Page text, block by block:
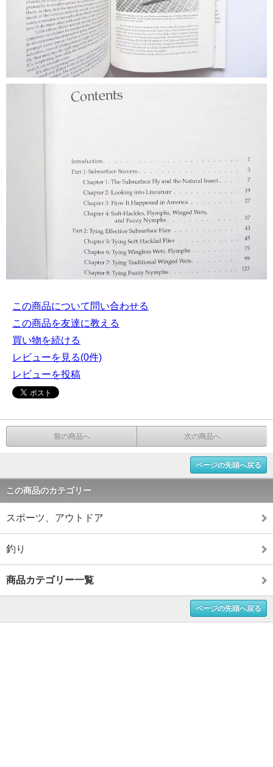
この商品について問い合わせる
この商品を友達に教える
買い物を続ける
レビューを見る(0件)
レビューを投稿
前の商品へ 次の商品へ
ページの先頭へ戻る
この商品のカテゴリー
スポーツ、アウトドア
釣り
商品カテゴリー一覧
ページの先頭へ戻る